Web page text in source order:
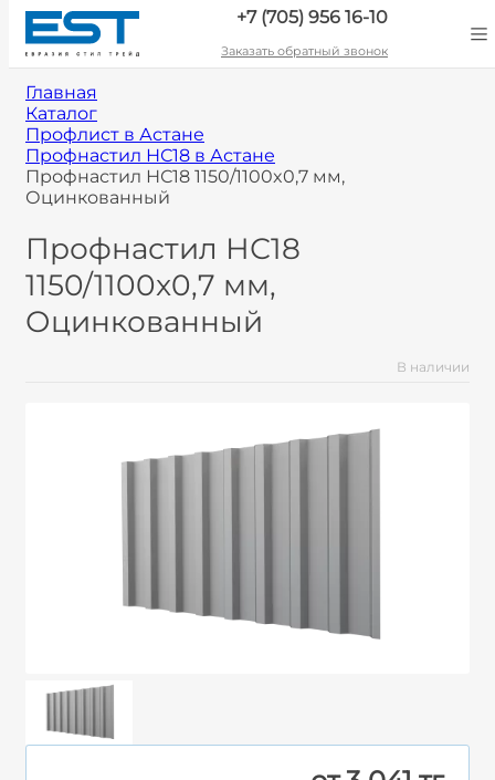
+7 (705) 956 16-10
Заказать обратный звонок
Главная
Каталог
Профлист в Астане
Профнастил НС18 в Астане
Профнастил НС18 1150/1100x0,7 мм,
Оцинкованный
Профнастил НС18
1150/1100x0,7 мм,
Оцинкованный
В наличии